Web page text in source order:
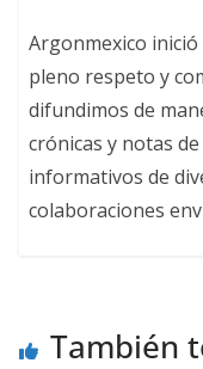
Argonmexico inició
pleno respeto y
difundimos de
crónicas y notas
informativos de
colaboraciones
También